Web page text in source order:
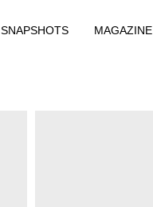
SNAPSHOTS MAGAZINE